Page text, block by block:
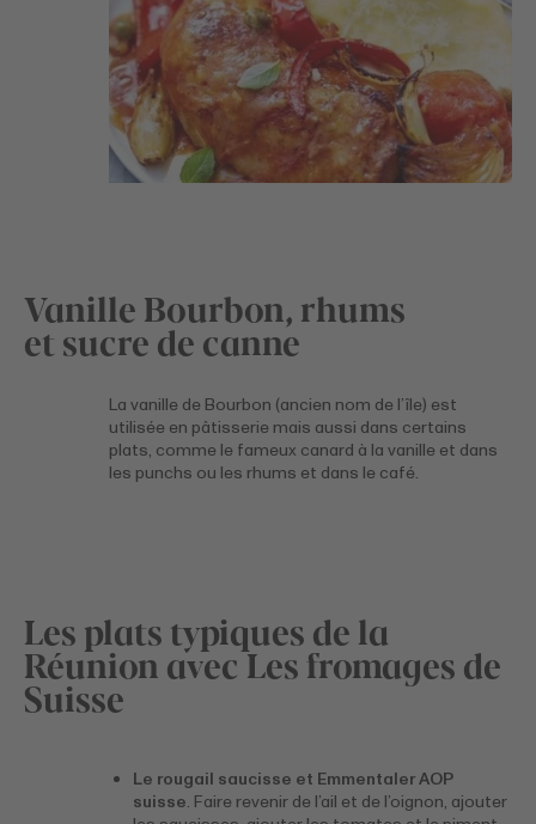
Vanille Bourbon, rhums
et sucre de canne
La vanille de Bourbon (ancien nom de l’île) est
utilisée en pâtisserie mais aussi dans certains
plats, comme le fameux canard à la vanille et dans
les punchs ou les rhums et dans le café.
Les plats typiques de la
Réunion avec Les fromages de
Suisse
Le rougail saucisse et Emmentaler AOP
suisse. Faire revenir de l’ail et de l’oignon, ajouter